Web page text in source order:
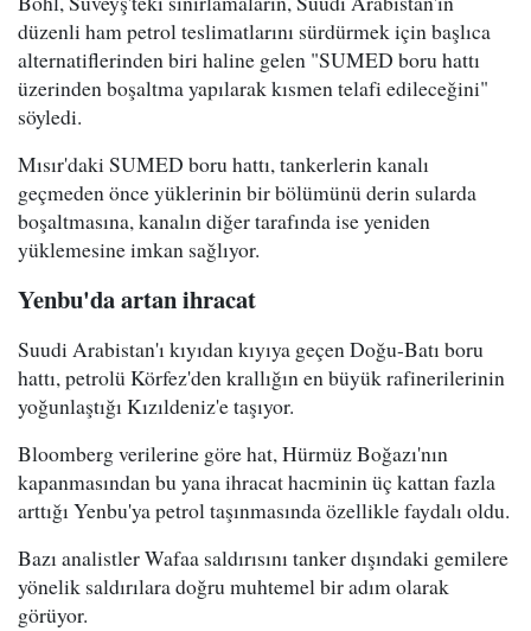
düzenli ham petrol teslimatlarını sürdürmek için başlıca
alternatiflerinden biri haline gelen "SUMED boru hattı
üzerinden boşaltma yapılarak kısmen telafi edileceğini"
söyledi.
Mısır'daki SUMED boru hattı, tankerlerin kanalı
geçmeden önce yüklerinin bir bölümünü derin sularda
boşaltmasına, kanalın diğer tarafında ise yeniden
yüklemesine imkan sağlıyor.
Yenbu'da artan ihracat
Suudi Arabistan'ı kıyıdan kıyıya geçen Doğu-Batı boru
hattı, petrolü Körfez'den krallığın en büyük rafinerilerinin
yoğunlaştığı Kızıldeniz'e taşıyor.
Bloomberg verilerine göre hat, Hürmüz Boğazı'nın
kapanmasından bu yana ihracat hacminin üç kattan fazla
arttığı Yenbu'ya petrol taşınmasında özellikle faydalı oldu.
Bazı analistler Wafaa saldırısını tanker dışındaki gemilere
yönelik saldırılara doğru muhtemel bir adım olarak
görüyor.